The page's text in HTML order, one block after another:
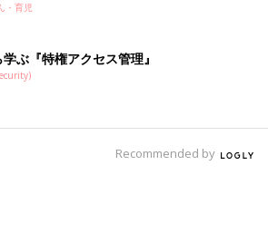
・育児
ぶ『特権アクセス管理』
Recommended by